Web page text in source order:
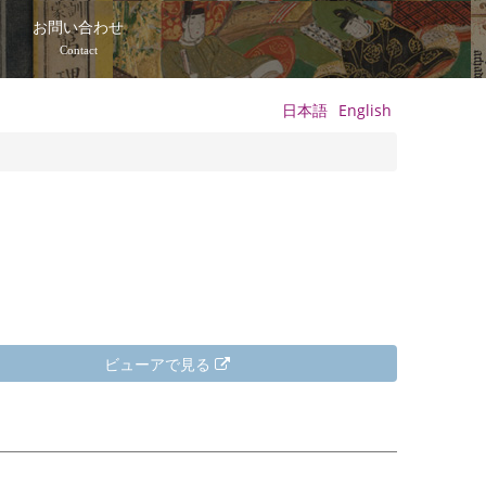
お問い合わせ
Contact
日本語 English
ビューアで見る